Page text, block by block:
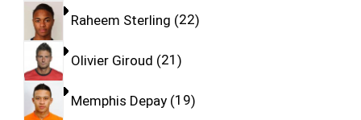
Raheem Sterling 22
Olivier Giroud 21
Memphis Depay 19